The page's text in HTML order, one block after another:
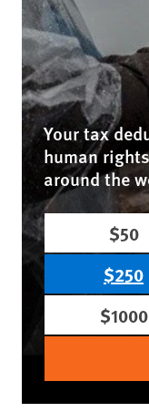
Your tax
human
around the
$50
$250
$1000